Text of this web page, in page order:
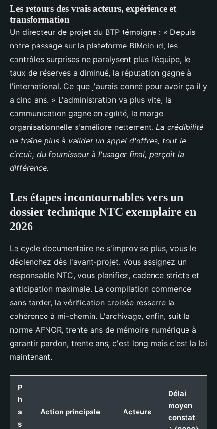
Les retours des vrais acteurs, expérience et
transformation
Un directeur de projet du BTP témoigne : « Depuis
notre passage sur la plateforme BIMcloud, les
contrôles surprises ne paralysent plus l'équipe, le
taux de réserves a diminué, la réputation gagne à
l'international. Ce que j'aurais donné pour avoir ça il y
a cinq ans. » L'administration va plus vite, la
communication gagne en agilité, la marge
organisationnelle s'améliore nettement. La crédibilité
ne traîne plus à valider un appel d'offres, tout le
circuit, du fournisseur à l'usager final, perçoit la
différence.
Les étapes incontournables vers un
dossier technique NTC exemplaire en
2026
Le cycle documentaire ne s'improvise plus, vous le
déclenchez dès l'avant-projet. Vous assignez un
responsable NTC, vous planifiez, cadence stricte et
anticipation maximale. La compilation commence
sans tarder, la vérification croisée resserre la
cohérence à mi-chemin. L'archivage, enfin, suit la
norme AFNOR, trente ans de mémoire numérique à
garantir pardon, trente ans, c'est long mais c'est la loi
maintenant.
P
h
a
s
Action principale Acteurs
Délai
moyen
constat